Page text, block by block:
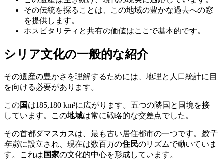
その伝統を探ることは、この地域の豊かな過去への窓
を提供します。
ホスピタリティと共有の価値はここで基本的です。
シリア文化の一般的な紹介
その遺産の豊かさを理解するためには、地理と人口統計に目
を向ける必要があります。
この国は185,180 km²に広がります。五つの隣国と国境を接
しています。この地域は常に戦略的な交差点でした。
その首都ダマスカスは、最も古い居住都市の一つです。 数千
年前に設立され、現在は数百万の住民のリズムで動いていま
す。これは 国家の文化的中心を形成しています。